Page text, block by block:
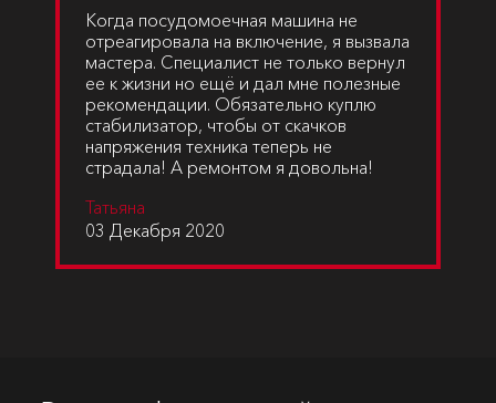
Когда посудомоечная машина не
отреагировала на включение, я вызвала
мастера. Специалист не только вернул
ее к жизни но ещё и дал мне полезные
рекомендации. Обязательно куплю
стабилизатор, чтобы от скачков
напряжения техника теперь не
страдала! А ремонтом я довольна!
Татьяна
03 Декабря 2020